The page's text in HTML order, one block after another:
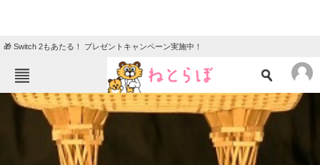
🎁 Switch 2もあたる！ プレゼントキャンペーン実施中！
ねとらぼメニュー